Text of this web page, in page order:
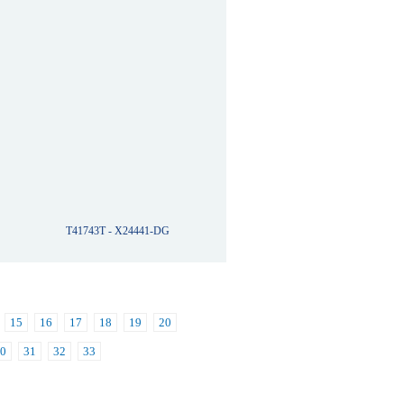
T41743T - X24441-DG
15 16 17 18 19 20
31 32 33